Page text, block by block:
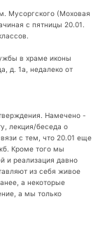
Мусоргского (Моховая
с пятницы 20.01.
в храме иконы
д. 1а, недалеко от
Намечено -
лекция/беседа о
с тем, что 20.01 еще
Кроме того мы
и реализация давно
из себя живое
а некоторые
а мы только